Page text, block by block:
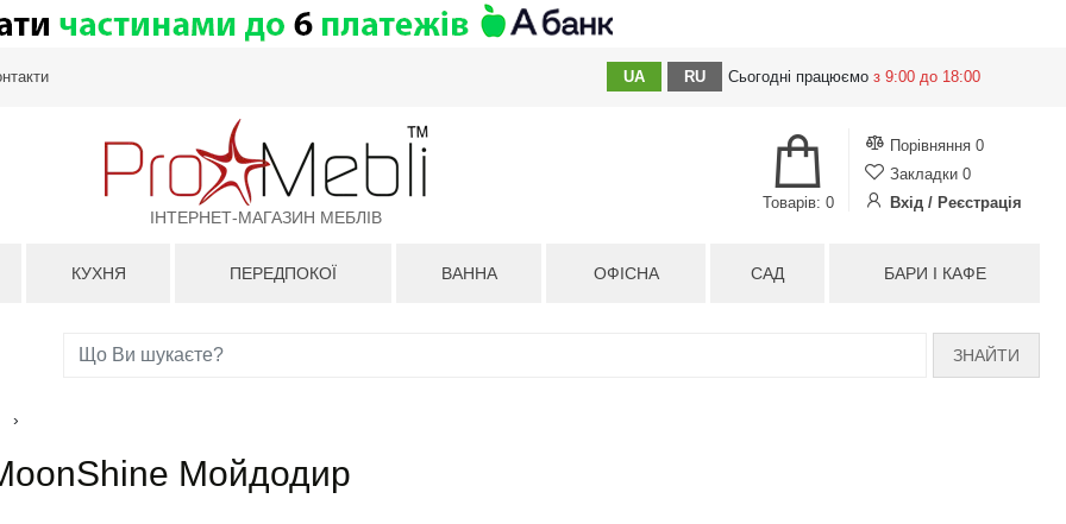
UA RU Сьогодні працюємо з 9:00 до 18:00
ІНТЕРНЕТ-МАГАЗИН МЕБЛІВ
Порівняння 0
Закладки 0
Вхід / Реєстрація
Товарів: 0
КУХНЯ ПЕРЕДПОКОЇ ВАННА ОФІСНА САД БАРИ І КАФЕ
ЗНАЙТИ
›
Мойдодир